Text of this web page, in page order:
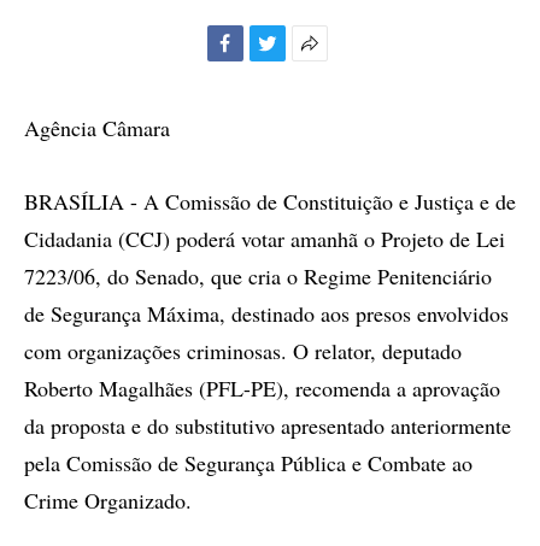
Agência Câmara
BRASÍLIA - A Comissão de Constituição e Justiça e de
Cidadania (CCJ) poderá votar amanhã o Projeto de Lei
7223/06, do Senado, que cria o Regime Penitenciário
de Segurança Máxima, destinado aos presos envolvidos
com organizações criminosas. O relator, deputado
Roberto Magalhães (PFL-PE), recomenda a aprovação
da proposta e do substitutivo apresentado anteriormente
pela Comissão de Segurança Pública e Combate ao
Crime Organizado.